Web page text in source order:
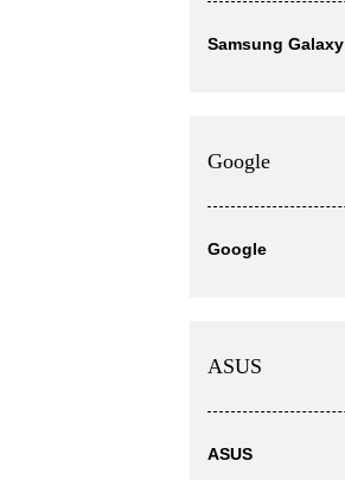
Samsung Galaxy
Google
Google
ASUS
ASUS